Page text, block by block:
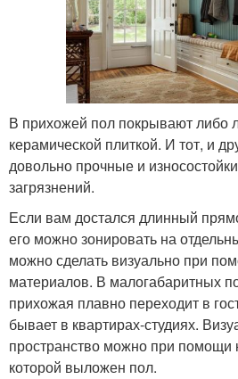
В прихожей пол покрывают либо
керамической плиткой. И тот, и
довольно прочные и
загрязнений.
Если вам достался длинный
его можно зонировать на
можно сделать визуально при
материалов. В малогабаритных
прихожая плавно переходит в
бывает в квартирах-студиях.
пространство можно при помощи
которой выложен пол.